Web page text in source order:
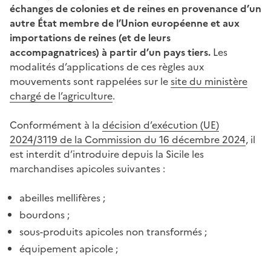
échanges de colonies et de reines en provenance d’un
autre État membre de l’Union européenne et aux
importations de reines (et de leurs
accompagnatrices) à partir d’un pays tiers. Les
modalités d’applications de ces règles aux
mouvements sont rappeléessur lesitedu ministère
chargé de l’agriculture.
Conformément à la décision d’exécution (UE)
2024/3119 de la Commission du 16 décembre 2024, il
est interdit d’introduire depuis la Sicile les
marchandises apicoles suivantes :
abeilles mellifères ;
bourdons ;
sous-produits apicoles non transformés ;
équipement apicole ;